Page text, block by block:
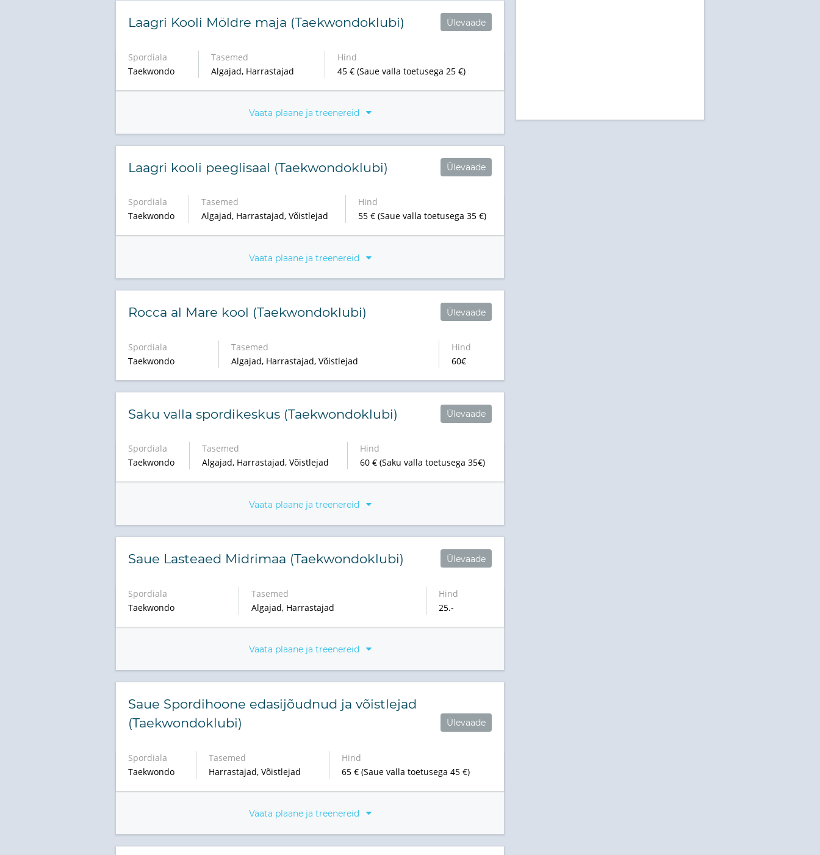
Laagri Kooli Möldre maja (Taekwondoklubi) Ülevaade
Spordiala
Taekwondo
Tasemed
Algajad, Harrastajad
Hind
45 € (Saue valla toetusega 25 €)
Vaata plaane ja treenereid
Laagri kooli peeglisaal (Taekwondoklubi) Ülevaade
Spordiala
Taekwondo
Tasemed
Algajad, Harrastajad, Võistlejad
Hind
55 € (Saue valla toetusega 35 €)
Vaata plaane ja treenereid
Rocca al Mare kool (Taekwondoklubi) Ülevaade
Spordiala
Taekwondo
Tasemed
Algajad, Harrastajad, Võistlejad
Hind
60€
Saku valla spordikeskus (Taekwondoklubi) Ülevaade
Spordiala
Taekwondo
Tasemed
Algajad, Harrastajad, Võistlejad
Hind
60 € (Saku valla toetusega 35€)
Vaata plaane ja treenereid
Saue Lasteaed Midrimaa (Taekwondoklubi) Ülevaade
Spordiala
Taekwondo
Tasemed
Algajad, Harrastajad
Hind
25.-
Vaata plaane ja treenereid
Saue Spordihoone edasijõudnud ja võistlejad
(Taekwondoklubi)
Ülevaade
Spordiala
Taekwondo
Tasemed
Harrastajad, Võistlejad
Hind
65 € (Saue valla toetusega 45 €)
Vaata plaane ja treenereid